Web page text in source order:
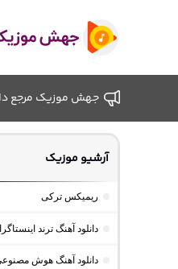
جهش موزیک مرجع
آرشیو موزیک
ریمیکس ترکی
دانلود آهنگ ترند
دانلود آهنگ هوش